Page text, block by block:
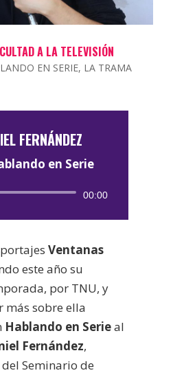
A LA TELEVISIÓN
EN SERIE, LA TRAMA
FERNÁNDEZ
en Serie
Reproductor
00:00
Ventanas
este año su
por TNU, y
más sobre ella
Hablando en Serieal
Fernández,
Seminario de